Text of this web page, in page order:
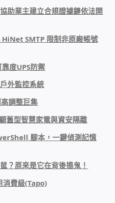
科技
助業主建立合規證據鏈依法開
SMTP 限制非原廠帳號
度UPS防禦
外監控系統
調整巨集
舊型智慧家電與資安隔離
腳本，一鍵偵測記憶
？原來是它在背後搗鬼！
消費級(Tapo)